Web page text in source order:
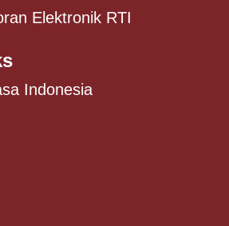
Elektronik RTI
Indonesia